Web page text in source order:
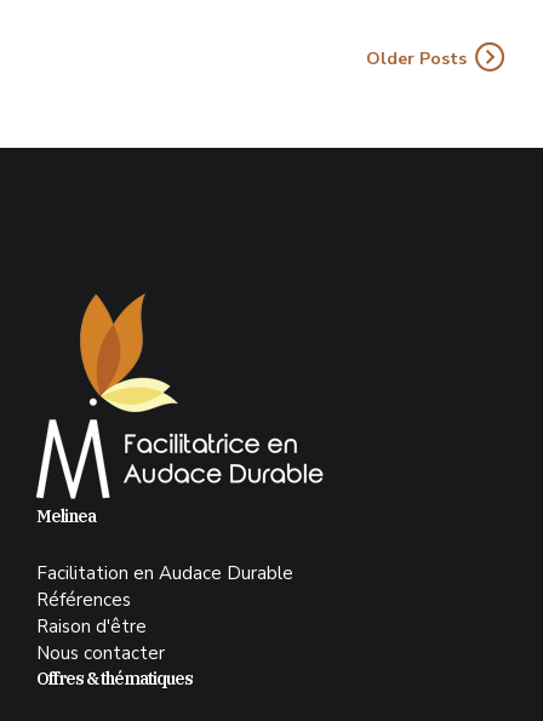
Older Posts
Melinea
Facilitation en Audace Durable
Références
Raison d'être
Nous contacter
Offres & thématiques